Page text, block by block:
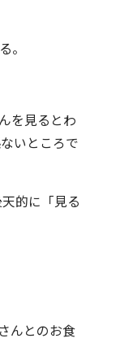
。
を見るとわ
いところで
的に「見る
んとのお食